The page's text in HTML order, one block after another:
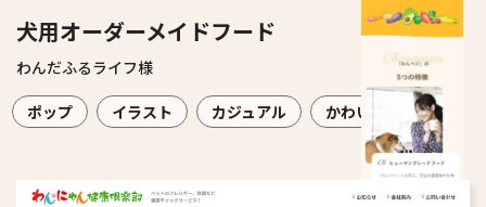
犬用オーダーメイドフード
わんだふるライフ様
ポップ イラスト カジュアル かわいい